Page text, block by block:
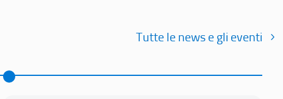
Tutte le news e gli eventi